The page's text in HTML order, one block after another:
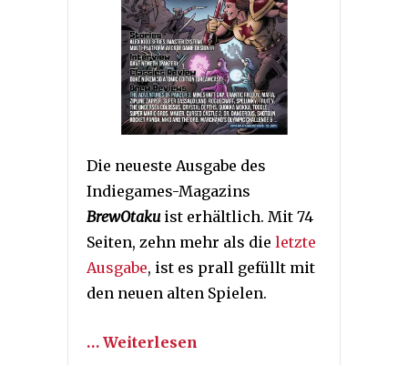
Die neueste Ausgabe des
Indiegames-Magazins
BrewOtakuist erhältlich. Mit 74
Seiten, zehn mehr als die letzte
Ausgabe, ist es prall gefüllt mit
den neuen alten Spielen.
… Weiterlesen